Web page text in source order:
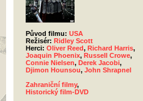
Původ filmu: USA
Režisér: Ridley Scott
Herci: Oliver Reed, Richard Harris,
Joaquin Phoenix, Russell Crowe,
Connie Nielsen, Derek Jacobi,
Djimon Hounsou, John Shrapnel
Zahraniční filmy,
Historický film-DVD